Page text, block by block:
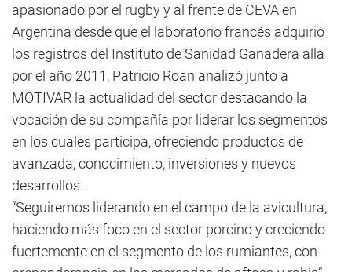
apasionado por el rugby y al frente de CEVA en
Argentina desde que el laboratorio francés adquirió
los registros del Instituto de Sanidad Ganadera allá
por el año 2011, Patricio Roan analizó junto a
MOTIVAR la actualidad del sector destacando la
vocación de su compañía por liderar los segmentos
en los cuales participa, ofreciendo productos de
avanzada, conocimiento, inversiones y nuevos
desarrollos.
“Seguiremos liderando en el campo de la avicultura,
haciendo más foco en el sector porcino y creciendo
fuertemente en el segmento de los rumiantes, con